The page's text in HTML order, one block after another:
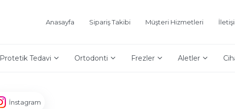
Anasayfa Sipariş Takibi Müşteri Hizmetleri
Protetik Tedavi Ortodonti Frezler Aletler
İnstagram